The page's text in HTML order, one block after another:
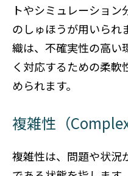
トやシミュレーショ
のしゅほうが用いられ
織は、不確実性の高い
く対応するための柔軟
められます。
複雑性（
複雑性は、問題や状況